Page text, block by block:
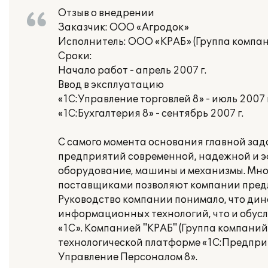
Отзыв о внедрении
Заказчик: ООО «Агродок»
Исполнитель: ООО «КРАБ» (Группа
Сроки:
Начало работ - апрель 2007 г.
Ввод в эксплуатацию
«1С:Управление торговлей 8» - июль 2007
«1С:Бухгалтерия 8» - сентябрь 2007 г.
С самого момента основания главной
предприятий современной, надежной и
оборудование, машины и механизмы.
поставщиками позволяют компании
Руководство компании понимало, что
информационных технологий, что и
«1С». Компанией "КРАБ" (Группа
технологической платформе
Управление Персоналом 8».